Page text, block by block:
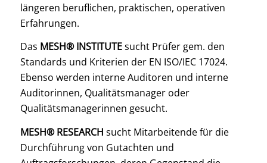
längeren beruflichen, praktischen, operativen
Erfahrungen.
Das MESH® INSTITUTEsucht Prüfer gem. den
Standards und Kriterien der EN ISO/IEC 17024.
Ebenso werden interne Auditoren und interne
Auditorinnen, Qualitätsmanager oder
Qualitätsmanagerinnen gesucht.
MESH® RESEARCH sucht Mitarbeitende für die
Durchführung von Gutachten und